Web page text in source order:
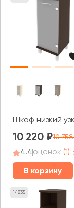
Шкаф низкий
10 220 10
4.4оценок (1)
В корзину
14835